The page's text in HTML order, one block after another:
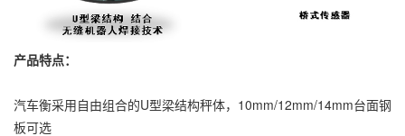
产品特点：
汽车衡采用自由组合的U型梁结构秤体，10mm/12mm/14mm台面钢
板可选